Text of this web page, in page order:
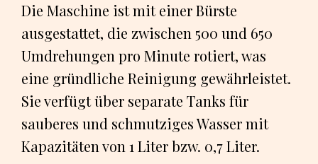
Die Maschine ist mit einer Bürste
ausgestattet, die zwischen 500 und 650
Umdrehungen pro Minute rotiert, was
eine gründliche Reinigung gewährleistet.
Sie verfügt über separate Tanks für
sauberes und schmutziges Wasser mit
Kapazitäten von 1 Liter bzw. 0,7 Liter.